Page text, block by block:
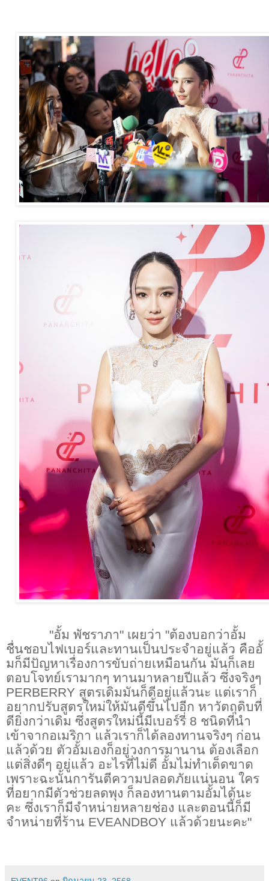
"อั้ม พัชราภา" เผยว่า "ต้องบอกว่าอั้ม
ชื่นชอบไฟเบอร์และทานเป็นประจำอยู่แล้ว คืออั้
มก็มีปัญหาเรื่องการขับถ่ายเหมือนกัน มันก็เลย
ตอบโจทย์เรามากๆ ทานมาหลายปีแล้ว ซึ่งจริงๆ
PERBERRY สูตรเดิมมันก็ดีอยู่แล้วนะ แต่เราก็
อยากปรับสูตรใหม่ให้มันดีขึ้นไปอีก หาวัตถุดิบที่
ดียิ่งกว่าเดิม ซึ่งสูตรใหม่นี้มีเบอร์รี่ 8 ชนิดที่นำ
เข้าจากอเมริกา แล้วเราก็ได้ลองทานจริงๆ ก่อน
แล้วด้วย ตัวอั้มเองก็อยู่วงการมานาน ต้องเลือก
แต่สิ่งดีๆ อยู่แล้ว อะไรที่ไม่ดี อั้มไม่ทำเด็ดขาด
เพราะฉะนั้นการันตีความปลอดภัยแน่นอน ใคร
ที่อยากมีตัวช่วยลดพุง ก็ลองทานตามอั้มได้นะ
คะ ซึ่งเราก็มีจำหน่ายหลายช่อง และตอนนี้ก็มี
จำหน่ายที่ร้าน EVEANDBOY แล้วด้วยนะคะ"